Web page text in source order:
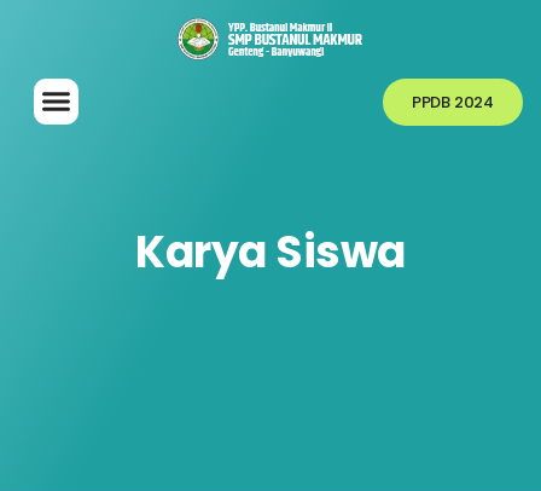
PPDB 2024
Karya Siswa